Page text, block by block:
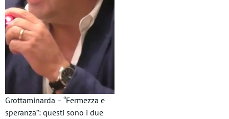
Grottaminarda – “Fermezza e
speranza”: questi sono i due